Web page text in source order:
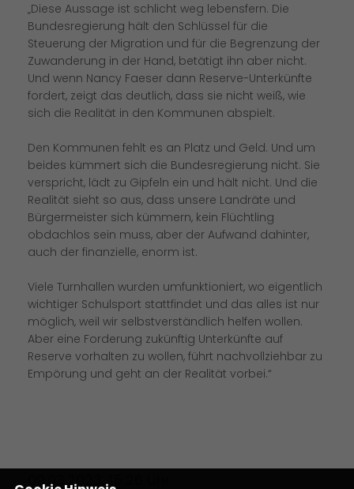
Diese Aussage ist schlicht weg lebensfern. Die
Bundesregierung hält den Schlüssel für die
Steuerung der Migration und für die Begrenzung der
Zuwanderung in der Hand, betätigt ihn aber nicht.
Und wenn Nancy Faeser dann Reserve-Unterkünfte
fordert, zeigt das deutlich, dass sie nicht weiß, wie
sich die Realität in den Kommunen abspielt.
Den Kommunen fehlt es an Platz und Geld. Und um
beides kümmert sich die Bundesregierung nicht. Sie
verspricht, lädt zu Gipfeln ein und hält nicht. Und die
Realität sieht so aus, dass unsere Landräte und
Bürgermeister sich kümmern, kein Flüchtling
obdachlos sein muss, aber der Aufwand dahinter,
auch der finanzielle, enorm ist.
Viele Turnhallen wurden umfunktioniert, wo eigentlich
wichtiger Schulsport stattfindet und das alles ist nur
möglich, weil wir selbstverständlich helfen wollen.
Aber eine Forderung zukünftig Unterkünfte auf
Reserve vorhalten zu wollen, führt nachvollziehbar zu
Empörung und geht an der Realität vorbei.“
09.03.2023, 15:26 Uhr